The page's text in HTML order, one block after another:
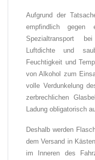
Aufgrund der
empfindlich
Spezialtransport
Luftdichte und
Feuchtigkeit und
von Alkohol zum
volle Verdunkelung
zerbrechlichen
Ladung obligatorisch
Deshalb werden
dem Versand in
im Inneren des